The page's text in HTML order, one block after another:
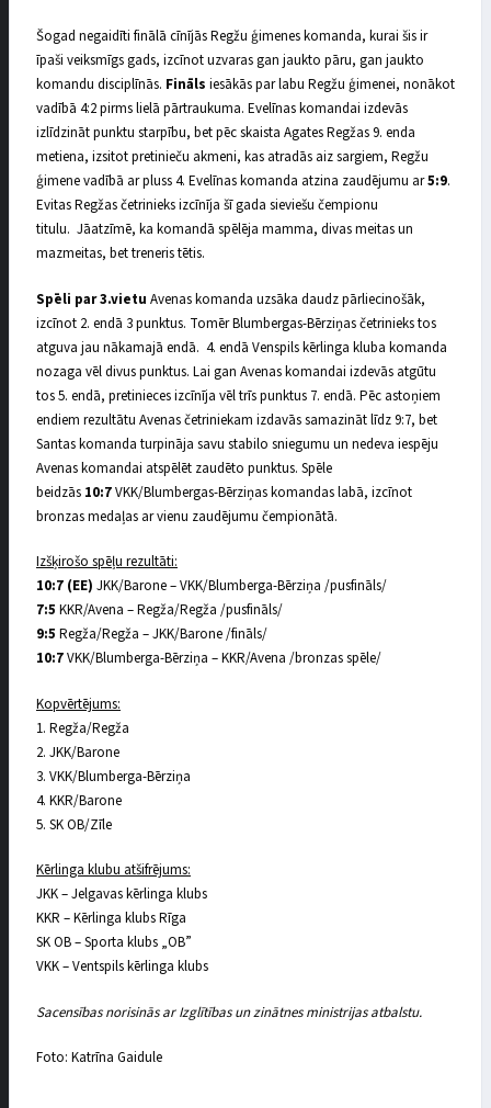
Šogad negaidīti finālā cīnījās Regžu ģimenes komanda, kurai šis ir
īpaši veiksmīgs gads, izcīnot uzvaras gan jaukto pāru, gan jaukto
komandu disciplīnās. Fināls iesākās par labu Regžu ģimenei, nonākot
vadībā 4:2 pirms lielā pārtraukuma. Evelīnas komandai izdevās
izlīdzināt punktu starpību, bet pēc skaista Agates Regžas 9. enda
metiena, izsitot pretinieču akmeni, kas atradās aiz sargiem, Regžu
ģimene vadībā ar pluss 4. Evelīnas komanda atzina zaudējumu ar5:9.
Evitas Regžas četrinieks izcīnīja šī gada sieviešu čempionu
titulu. Jāatzīmē, ka komandā spēlēja mamma, divas meitas un
mazmeitas, bet treneris tētis.
Spēli par 3.vietu Avenas komanda uzsāka daudz pārliecinošāk,
izcīnot 2. endā 3 punktus. Tomēr Blumbergas-Bērziņas četrinieks tos
atguva jau nākamajā endā. 4. endā Venspils kērlinga kluba komanda
nozaga vēl divus punktus. Lai gan Avenas komandai izdevās atgūtu
tos 5. endā, pretinieces izcīnīja vēl trīs punktus 7. endā. Pēc astoņiem
endiem rezultātu Avenas četriniekam izdavās samazināt līdz 9:7, bet
Santas komanda turpināja savu stabilo sniegumu un nedeva iespēju
Avenas komandai atspēlēt zaudēto punktus. Spēle
beidzās 10:7VKK/Blumbergas-Bērziņas komandas labā, izcīnot
bronzas medaļas ar vienu zaudējumu čempionātā.
Izšķirošo spēļu rezultāti:
10:7 (EE) JKK/Barone – VKK/Blumberga-Bērziņa /pusfināls/
7:5 KKR/Avena – Regža/Regža /pusfināls/
9:5 Regža/Regža – JKK/Barone /fināls/
10:7VKK/Blumberga-Bērziņa – KKR/Avena /bronzas spēle/
Kopvērtējums:
1. Regža/Regža
2. JKK/Barone
3. VKK/Blumberga-Bērziņa
4. KKR/Barone
5. SK OB/Zīle
Kērlinga klubu atšifrējums:
JKK – Jelgavas kērlinga klubs
KKR – Kērlinga klubs Rīga
SK OB – Sporta klubs „OB”
VKK – Ventspils kērlinga klubs
Sacensības norisinās ar Izglītības un zinātnes ministrijas atbalstu.
Foto: Katrīna Gaidule